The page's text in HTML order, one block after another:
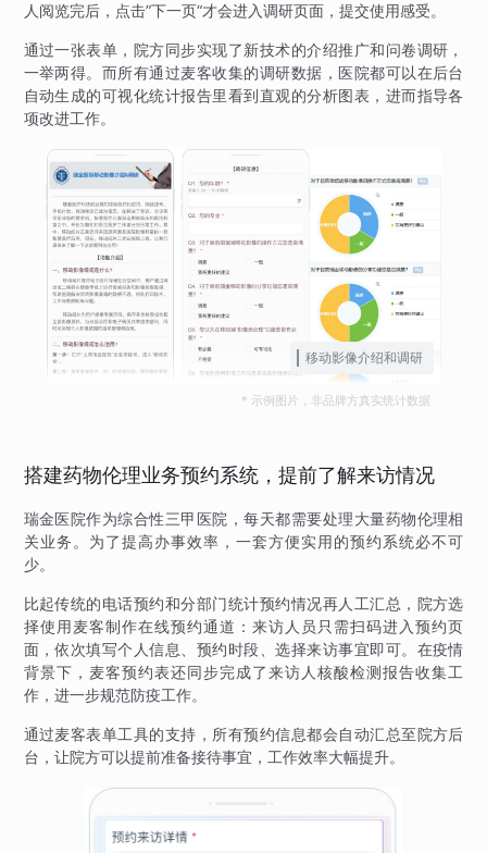
人阅览完后，点击”下一页“才会进入调研页面，提交使用感受。
通过一张表单，院方同步实现了新技术的介绍推广和问卷调研，
一举两得。而所有通过麦客收集的调研数据，医院都可以在后台
自动生成的可视化统计报告里看到直观的分析图表，进而指导各
项改进工作。
移动影像介绍和调研
* 示例图片，非品牌方真实统计数据
搭建药物伦理业务预约系统，提前了解来访情况
瑞金医院作为综合性三甲医院，每天都需要处理大量药物伦理相
关业务。为了提高办事效率，一套方便实用的预约系统必不可
少。
比起传统的电话预约和分部门统计预约情况再人工汇总，院方选
择使用麦客制作在线预约通道：来访人员只需扫码进入预约页
面，依次填写个人信息、预约时段、选择来访事宜即可。在疫情
背景下，麦客预约表还同步完成了来访人核酸检测报告收集工
作，进一步规范防疫工作。
通过麦客表单工具的支持，所有预约信息都会自动汇总至院方后
台，让院方可以提前准备接待事宜，工作效率大幅提升。